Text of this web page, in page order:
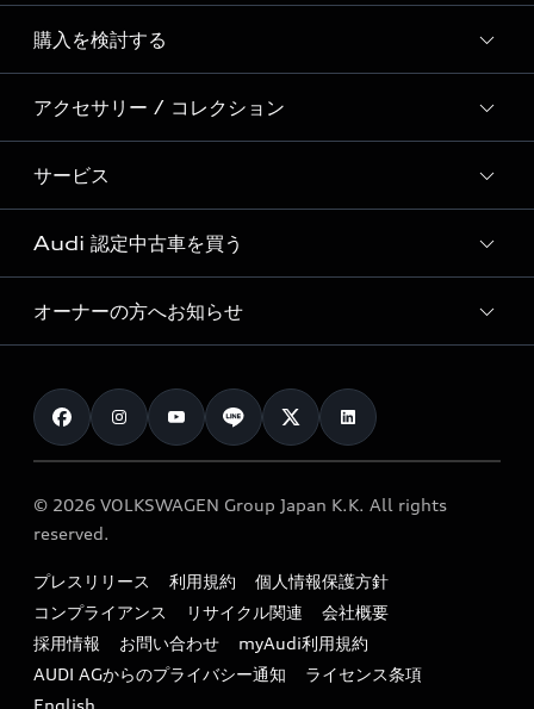
Story of Progress
Audi Sport
Formula 1®
デジタルサービス
ディーラー検索
新車在庫検索
試乗車・展示車検索
見積り依頼
試乗予約
購入を検討する
モデル一覧
特別仕様モデル / 限定モデル
e-tronラインアップ
価格シミュレーション
車両比較
カタログ一覧
アクセサリー / コレクション
純正アクセサリー
オンラインショップ
Audi collection
アウディナビアプリ
サービス
サービス入庫予約
サービスプログラム
メンテナンス
車検 / 定期点検
e-tronアフターサポート
myAudi
Audi 認定中古車を買う
Audi認定中古車
クオリティ
保証
メンテナンス
ファイナンス
キャンペーン / イベント
買取査定
オーナーの方へお知らせ
お知らせ
オーナー様向けキャンペーン
特定整備適用車一覧
リサイクル法
よくある質問（FAQ）
© 2026 VOLKSWAGEN Group Japan K.K. All rights
reserved.
プレスリリース 利用規約
個人情報保護方針
コンプライアンス
リサイクル関連
会社概要
採用情報
お問い合わせ
myAudi利用規約
AUDI AGからのプライバシー通知
ライセンス条項
English